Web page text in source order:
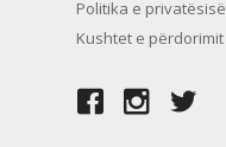
Politika e privatësisë
Kushtet e përdorimit